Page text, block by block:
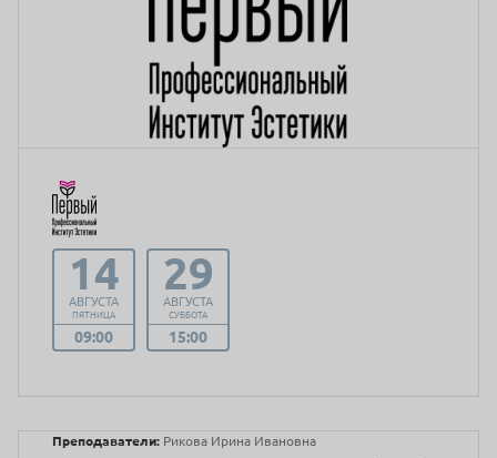
14
АВГУСТА
ПЯТНИЦА
09:00
29
АВГУСТА
СУББОТА
15:00
Преподаватели: Рикова Ирина Ивановна